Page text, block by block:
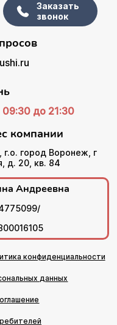
Заказать
звонок
09:30 до 21:30
компании
город Воронеж, г
д. 20, кв. 84
Андреевна
конфиденциальности
данных